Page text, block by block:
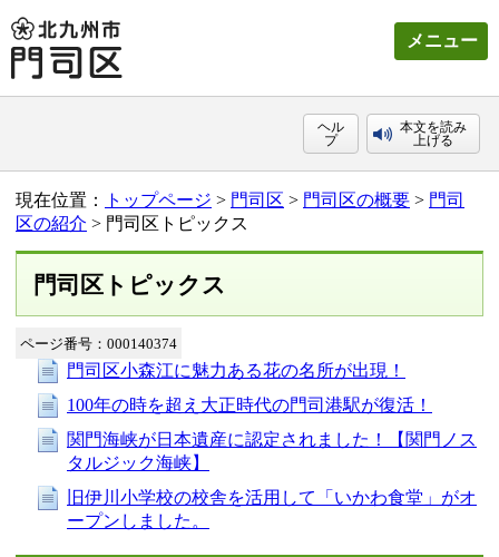
メニュー
ヘル
プ
本文を読み
上げる
現在位置： トップページ > 門司区 > 門司区の概要 > 門司
区の紹介 > 門司区トピックス
門司区トピックス
ページ番号：000140374
門司区小森江に魅力ある花の名所が出現！
100年の時を超え大正時代の門司港駅が復活！
関門海峡が日本遺産に認定されました！【関門ノス
タルジック海峡】
旧伊川小学校の校舎を活用して「いかわ食堂」がオ
ープンしました。